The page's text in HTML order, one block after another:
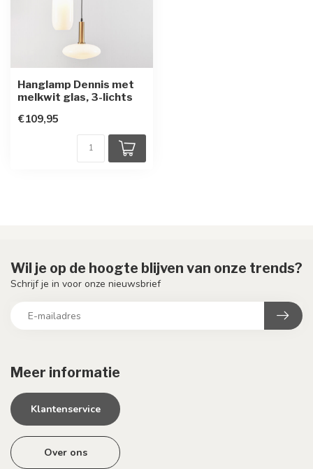
Hanglamp Dennis met
melkwit glas, 3-lichts
€109,95
Meer informatie
Klantenservice
Over ons
Wil je op de hoogte blijven van onze trends?
Schrijf je in voor onze nieuwsbrief